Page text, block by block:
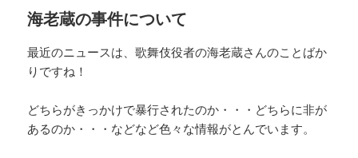
海老蔵の事件について
最近のニュースは、歌舞伎役者の海老蔵さんのことばか
りですね！
どちらがきっかけで暴行されたのか・・・どちらに非が
あるのか・・・などなど色々な情報がとんでいます。